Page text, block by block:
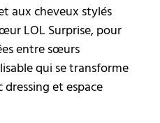
aux cheveux stylés
LOL Surprise, pour
entre sœurs
qui se transforme
dressing et espace